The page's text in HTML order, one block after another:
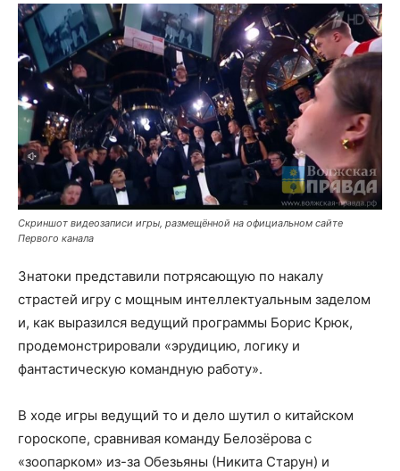
Скриншот видеозаписи игры, размещённой на официальном сайте
Первого канала
Знатоки представили потрясающую по накалу
страстей игру с мощным интеллектуальным заделом
и, как выразился ведущий программы Борис Крюк,
продемонстрировали «эрудицию, логику и
фантастическую командную работу».
В ходе игры ведущий то и дело шутил о китайском
гороскопе, сравнивая команду Белозёрова с
«зоопарком» из-за Обезьяны (Никита Старун) и